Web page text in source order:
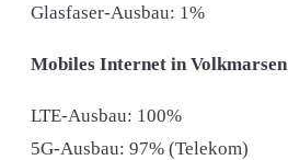
Glasfaser-Ausbau: 1%
Mobiles Internet in Volkmarsen
LTE-Ausbau: 100%
5G-Ausbau: 97% (Telekom)